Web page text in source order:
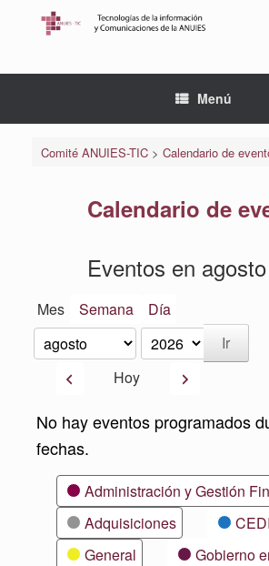
Menú
Comité ANUIES-TIC> Calendario de
Calendario de
Eventos en
Mes Semana Día
Mes
Año
AnteriorHoy Siguiente
No hay eventos programados
fechas.
CategoríasAdministración y Gestión
Adquisiciones
General
Gobierno